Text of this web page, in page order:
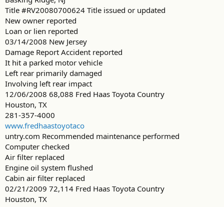
Title #RV20080700624 Title issued or updated
New owner reported
Loan or lien reported
03/14/2008 New Jersey
Damage Report Accident reported
It hit a parked motor vehicle
Left rear primarily damaged
Involving left rear impact
12/06/2008 68,088 Fred Haas Toyota Country
Houston, TX
281-357-4000
www.fredhaastoyotaco
untry.com Recommended maintenance performed
Computer checked
Air filter replaced
Engine oil system flushed
Cabin air filter replaced
02/21/2009 72,114 Fred Haas Toyota Country
Houston, TX